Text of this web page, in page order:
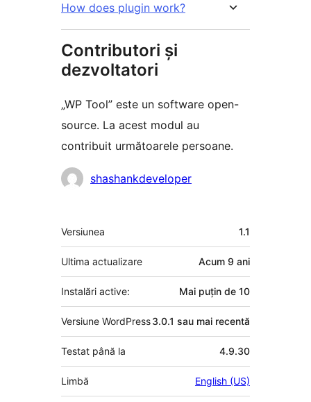
How does plugin work?
Contributori și
dezvoltatori
„WP Tool” este un software open-
source. La acest modul au
contribuit următoarele persoane.
Contributori
shashankdeveloper
Meta
Versiunea 1.1
Ultima actualizare Acum 9 ani
Instalări active: Mai puțin de 10
Versiune WordPress3.0.1 sau mai recentă
Testat până la 4.9.30
Limbă English (US)